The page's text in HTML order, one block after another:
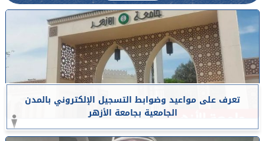
تعرف على مواعيد وضوابط التسجيل الإلكتروني بالمدن
الجامعية بجامعة الأزهر